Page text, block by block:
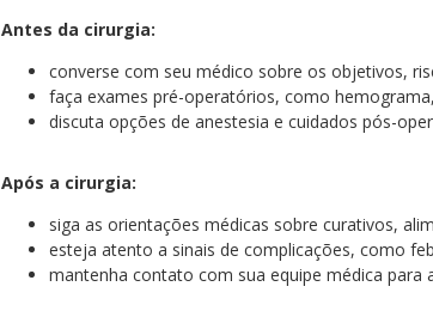
Antes da cirurgia:
converse com seu médico sobre os objetivos,
faça exames pré-operatórios, como
discuta opções de anestesia e cuidados pós-
Após a cirurgia:
siga as orientações médicas sobre curativos,
esteja atento a sinais de complicações, como
mantenha contato com sua equipe médica para